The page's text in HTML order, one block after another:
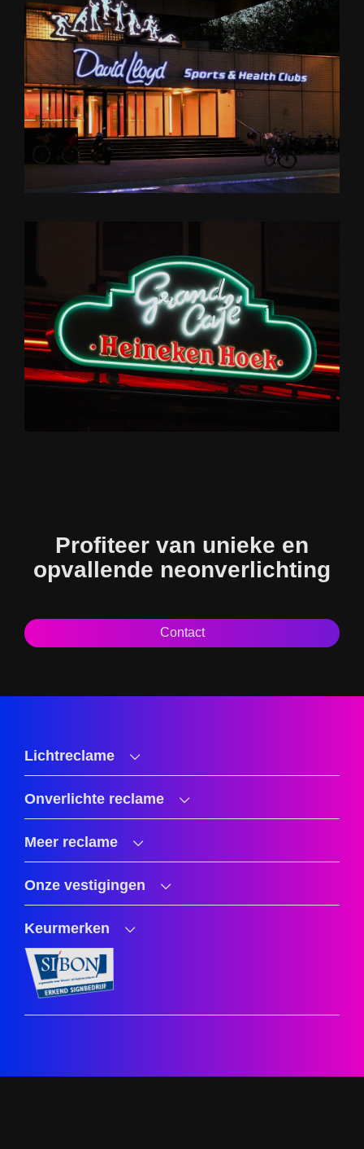
Profiteer van unieke en
opvallende neonverlichting
Contact
Lichtreclame
Onverlichte reclame
Meer reclame
Onze vestigingen
Keurmerken